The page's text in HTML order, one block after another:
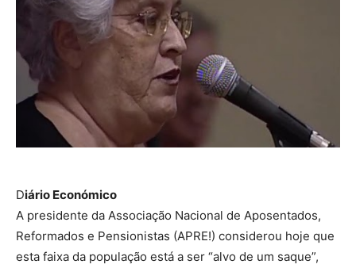
Diário Económico
A presidente da Associação Nacional de Aposentados,
Reformados e Pensionistas (APRE!) considerou hoje que
esta faixa da população está a ser “alvo de um saque”,